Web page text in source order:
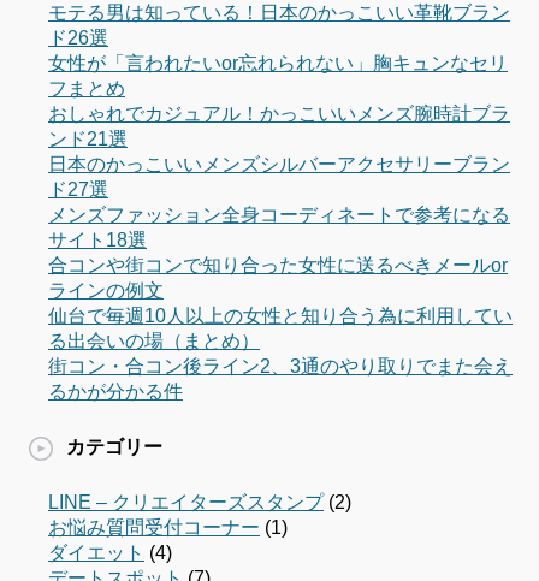
モテる男は知っている！日本のかっこいい革靴ブラン
ド26選
女性が「言われたいor忘れられない」胸キュンなセリ
フまとめ
おしゃれでカジュアル！かっこいいメンズ腕時計ブラ
ンド21選
日本のかっこいいメンズシルバーアクセサリーブラン
ド27選
メンズファッション全身コーディネートで参考になる
サイト18選
合コンや街コンで知り合った女性に送るべきメールor
ラインの例文
仙台で毎週10人以上の女性と知り合う為に利用してい
る出会いの場（まとめ）
街コン・合コン後ライン2、3通のやり取りでまた会え
るかが分かる件
カテゴリー
LINE – クリエイターズスタンプ(2)
お悩み質問受付コーナー (1)
ダイエット (4)